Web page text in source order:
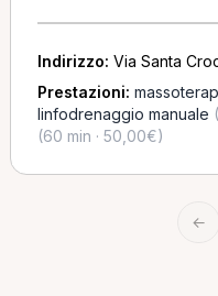
Indirizzo: Via Santa
Prestazioni:
linfodrenaggio manuale
(60 min · 50,00€)
←